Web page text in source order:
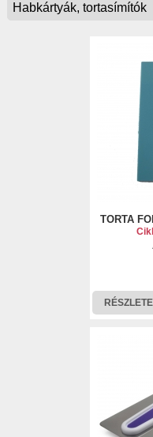
Habkártyák, tortasímítók
TORTA